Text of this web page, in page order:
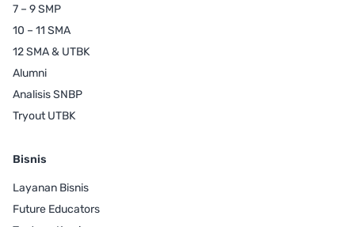
7 – 9 SMP
10 – 11 SMA
12 SMA & UTBK
Alumni
Analisis SNBP
Tryout UTBK
Bisnis
Layanan Bisnis
Future Educators